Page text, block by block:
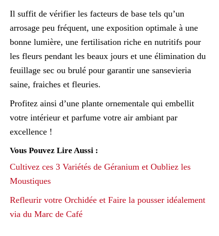
Il suffit de vérifier les facteurs de base tels qu’un
arrosage peu fréquent, une exposition optimale à une
bonne lumière, une fertilisation riche en nutritifs pour
les fleurs pendant les beaux jours et une élimination du
feuillage sec ou brulé pour garantir une sansevieria
saine, fraiches et fleuries.
Profitez ainsi d’une plante ornementale qui embellit
votre intérieur et parfume votre air ambiant par
excellence !
Vous Pouvez Lire Aussi :
Cultivez ces 3 Variétés de Géranium et Oubliez les
Moustiques
Refleurir votre Orchidée et Faire la pousser idéalement
via du Marc de Café